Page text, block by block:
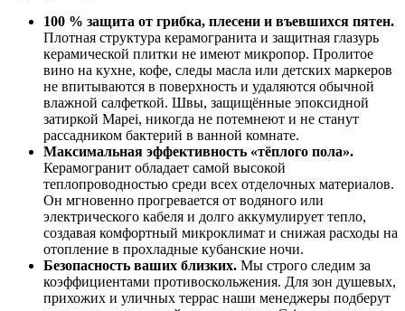
100 % защита от грибка, плесени и въевшихся пятен.
Плотная структура керамогранита и защитная глазурь
керамической плитки не имеют микропор. Пролитое
вино на кухне, кофе, следы масла или детских маркеров
не впитываются в поверхность и удаляются обычной
влажной салфеткой. Швы, защищённые эпоксидной
затиркой Mapei, никогда не потемнеют и не станут
рассадником бактерий в ванной комнате.
Максимальная эффективность «тёплого пола».
Керамогранит обладает самой высокой
теплопроводностью среди всех отделочных материалов.
Он мгновенно прогревается от водяного или
электрического кабеля и долго аккумулирует тепло,
создавая комфортный микроклимат и снижая расходы на
отопление в прохладные кубанские ночи.
Безопасность ваших близких. Мы строго следим за
коэффициентами противоскольжения. Для зон душевых,
прихожих и уличных террас наши менеджеры подберут